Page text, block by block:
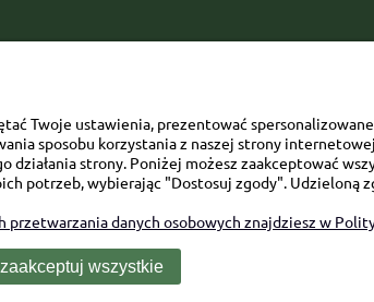
Twoje ustawienia, prezentować
sposobu korzystania z naszej strony
działania strony. Poniżej możesz zaakceptować
potrzeb, wybierając "Dostosuj zgody".
przetwarzania danych osobowych znajdziesz w
zaakceptuj wszystkie